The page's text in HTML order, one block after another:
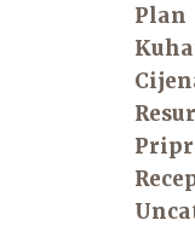
Plan